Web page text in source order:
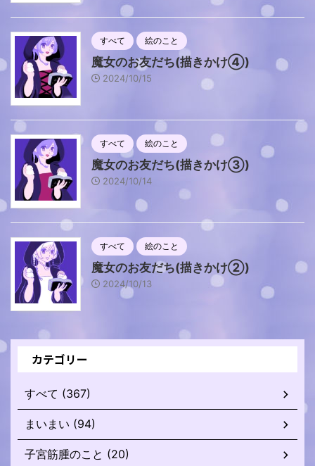
すべて 絵のこと
魔女のお友だち(描きかけ④)
2024/10/15
すべて 絵のこと
魔女のお友だち(描きかけ③)
2024/10/14
すべて 絵のこと
魔女のお友だち(描きかけ②)
2024/10/13
カテゴリー
すべて (367)
まいまい (94)
子宮筋腫のこと (20)